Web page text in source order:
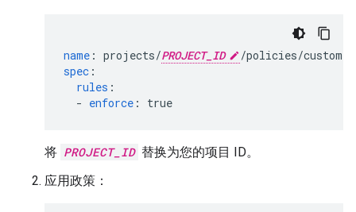
name : projects/PROJECT_ID
/policies/
spec :
rules :
- enforce : true
将 PROJECT_ID 替换为您的项目 ID。
应用政策：